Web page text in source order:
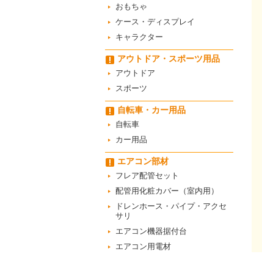
おもちゃ
ケース・ディスプレイ
キャラクター
アウトドア・スポーツ用品
アウトドア
スポーツ
自転車・カー用品
自転車
カー用品
エアコン部材
フレア配管セット
配管用化粧カバー（室内用）
ドレンホース・パイプ・アクセ
サリ
エアコン機器据付台
エアコン用電材